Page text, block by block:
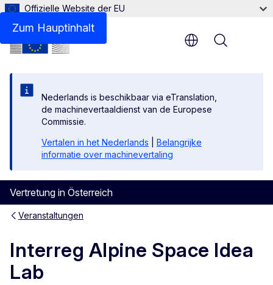
Zum Hauptinhalt
Offizielle Website der EU
Nederlands is beschikbaar via eTranslation,
de machinevertaaldienst van de Europese
Commissie.
Vertalen in het Nederlands
Belangrijke
informatie over machinevertaling
Vertretung in Österreich
Menu
Veranstaltungen
Interreg Alpine Space Idea
Lab